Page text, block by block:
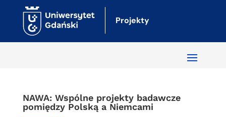
Projekty
NAWA: Wspólne projekty badawcze
pomiędzy Polską a Niemcami